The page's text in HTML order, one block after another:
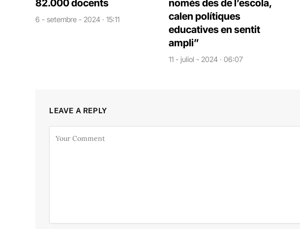
82.000 docents
6 - setembre - 2024 · 15:11
només des de l’escola,
calen polítiques
educatives en sentit
ampli”
11 - juliol - 2024 · 06:07
LEAVE A REPLY